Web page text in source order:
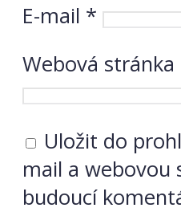
E-mail *
Webová stránka
Uložit do
mail a webovou
budoucí